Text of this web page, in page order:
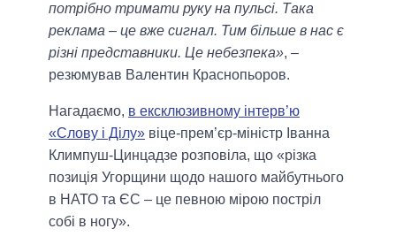
потрібно тримати руку на пульсі. Така
реклама – це вже сигнал. Тим більше в нас є
різні представники. Це небезпека», –
резюмував Валентин Краснопьоров.
Нагадаємо, в ексклюзивному інтерв’ю
«Слову і Ділу» віце-прем’єр-міністр Іванна
Климпуш-Цинцадзе розповіла, що «різка
позиція Угорщини щодо нашого майбутнього
в НАТО та ЄС – це певною мірою постріл
собі в ногу».